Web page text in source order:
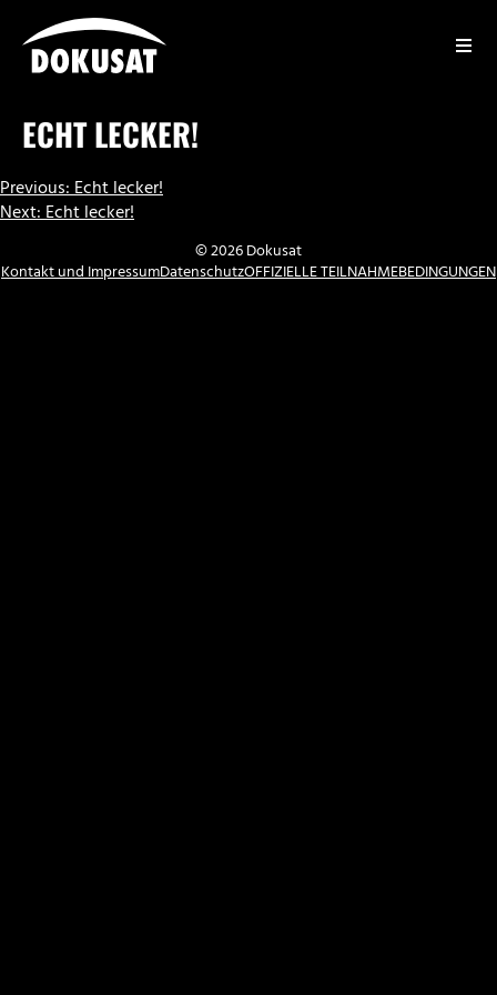
Inhalt
springen
ECHT LECKER!
BEITRAGSNAVIGATION
Previous:Echt lecker!
Next:Echt lecker!
© 2026 Dokusat
Kontakt und ImpressumDatenschutzOFFIZIELLE TEILNAHMEBEDINGUNGEN